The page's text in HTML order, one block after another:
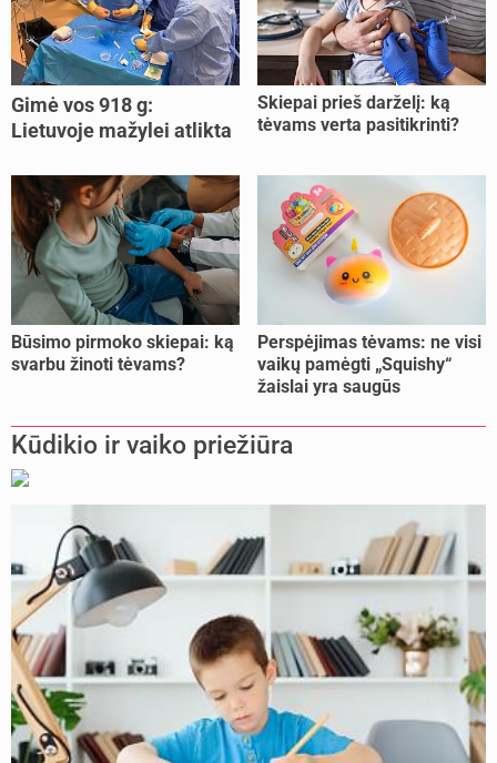
Gimė vos 918 g:
Lietuvoje mažylei atlikta
Skiepai prieš darželį: ką
tėvams verta pasitikrinti?
Būsimo pirmoko skiepai: ką
svarbu žinoti tėvams?
Perspėjimas tėvams: ne visi
vaikų pamėgti „Squishy“
žaislai yra saugūs
Kūdikio ir vaiko priežiūra